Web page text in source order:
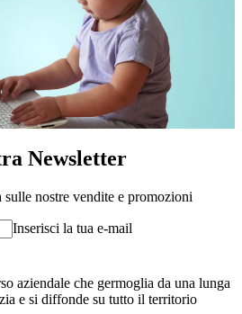
Newsletter
nostre vendite e promozioni
Inserisci la tua e-mail
aziendale che germoglia da una lunga
e si diffonde su tutto il territorio